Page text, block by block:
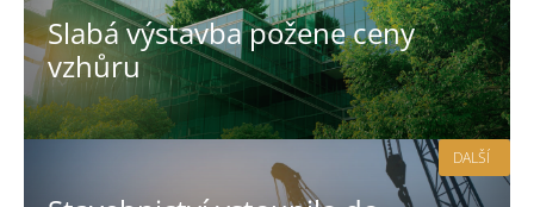
Slabá výstavba požene ceny
vzhůru
DALŠÍ